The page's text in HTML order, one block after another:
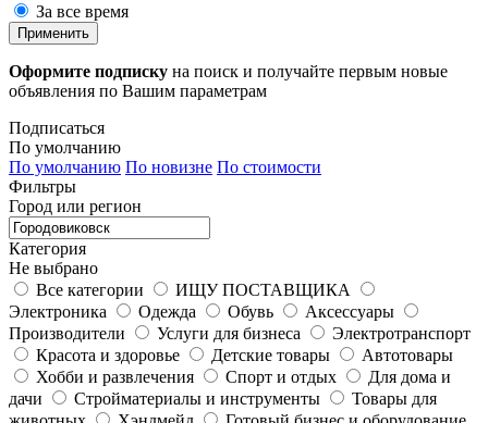
За все время
Применить
Оформите подписку на поиск и получайте первым новые
объявления по Вашим параметрам
Подписаться
По умолчанию
По умолчанию По новизне По стоимости
Фильтры
Город или регион
Категория
Не выбрано
Все категории
ИЩУ ПОСТАВЩИКА
Электроника
Одежда Обувь
Аксессуары
Производители
Услуги для бизнеса
Электротранспорт
Красота и здоровье
Детские товары
Автотовары
Хобби и развлечения
Спорт и отдых
Для дома и
дачи
Стройматериалы и инструменты
Товары для